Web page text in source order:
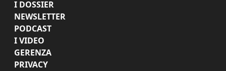
I DOSSIER
NEWSLETTER
PODCAST
I VIDEO
GERENZA
PRIVACY